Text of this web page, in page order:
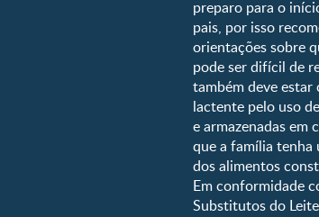
9 a 12 meses
1 a 3 anos
Pré-escolar
preparo para o
pais, por isso
orientações sobre
pode ser difícil de
também deve estar
lactente pelo uso
e armazenadas em
que a família tenha
dos alimentos
Em conformidade
Substitutos do